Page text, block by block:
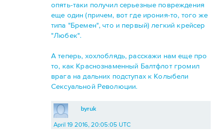
опять-таки получил серьезные повреждения
еще один (причем, вот где ирония-то, того же
типа "Бремен", что и первый) легкий крейсер
"Любек".
А теперь, хохлоблядь, расскажи нам еще про
то, как Краснознаменный Балтфлот громил
врага на дальних подступах к Колыбели
Сексуальной Революции.
byruk
April 19 2016, 20:05:05 UTC